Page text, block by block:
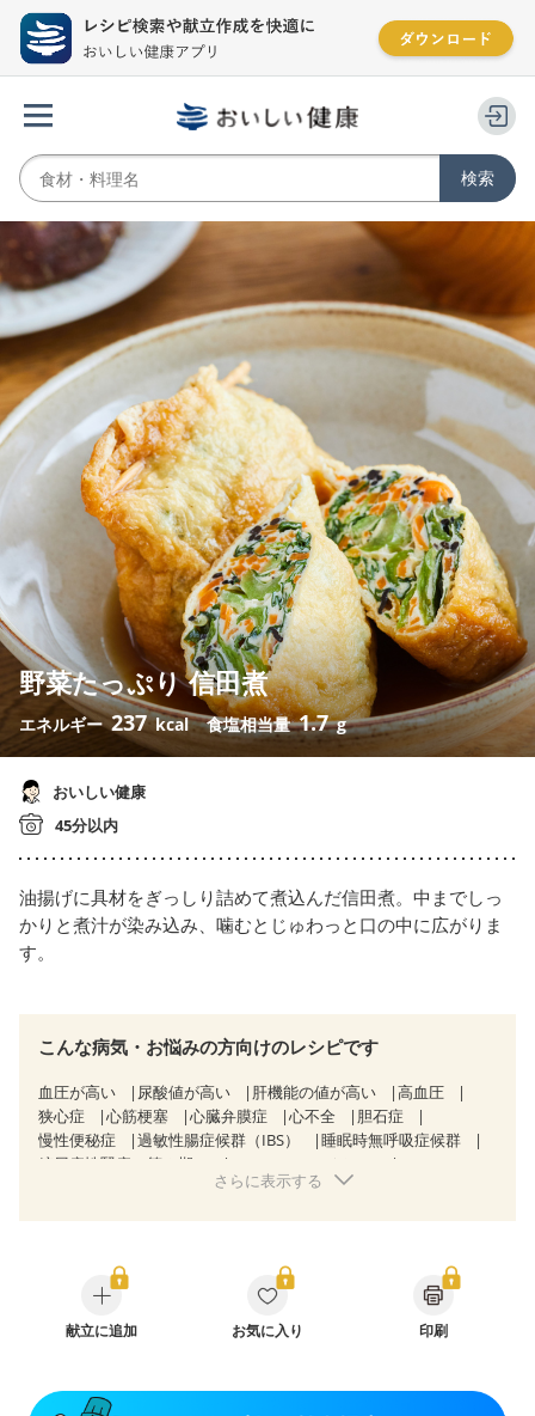
野菜たっぷり 信田煮
エネルギー237 kcal 食塩相当量1.7 g
おいしい健康
45分以内
油揚げに具材をぎっしり詰めて煮込んだ信田煮。中までしっ
かりと煮汁が染み込み、噛むとじゅわっと口の中に広がりま
す。
こんな病気・お悩みの方向けのレシピです
血圧が高い 尿酸値が高い 肝機能の値が高い
高血圧
狭心症
心筋梗塞 心臓弁膜症 心不全
胆石症
慢性便秘症
過敏性腸症候群（IBS）
睡眠時無呼吸症候群
糖尿病性腎症（第３期）
CKD（ステージ３a）
乳がん（抗がん剤治療中）
乳がん（ホルモン療法中）
産後（混合栄養）
産後（ミルク）
骨粗しょう症
関節リウマチ
フレイル（年齢に合わせた体作り）
低栄養予防
ニキビ・肌荒れ 更年期
さらに表示する
献立に追加 お気に入り 印刷